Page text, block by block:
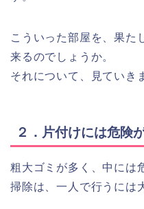
こういった部屋を、果た
来るのでしょうか。
それについて、見ていき
２．片付けには危険
粗大ゴミが多く、中には
掃除は、一人で行うには